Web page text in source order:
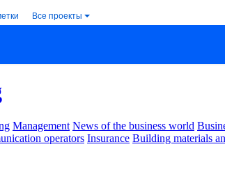
Все проекты
Management News of the business world
operators Insurance Building materials